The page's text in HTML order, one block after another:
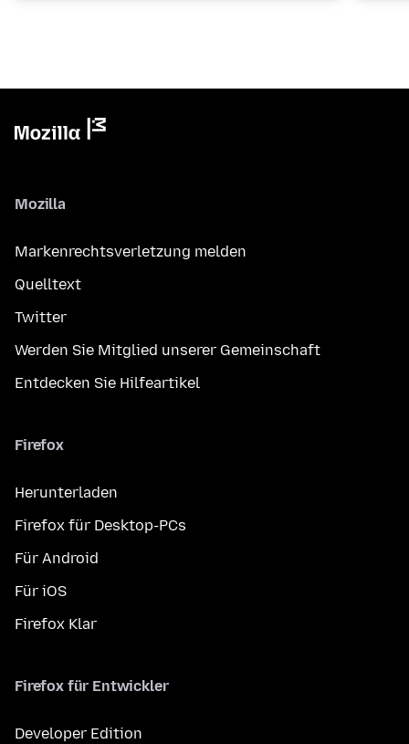
Mozilla
Markenrechtsverletzung melden
Quelltext
Twitter
Werden Sie Mitglied unserer Gemeinschaft
Entdecken Sie Hilfeartikel
Firefox
Herunterladen
Firefox für Desktop-PCs
Für Android
Für iOS
Firefox Klar
Firefox für Entwickler
Developer Edition